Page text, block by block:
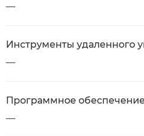
—
Инструменты удаленного
—
Программное
—